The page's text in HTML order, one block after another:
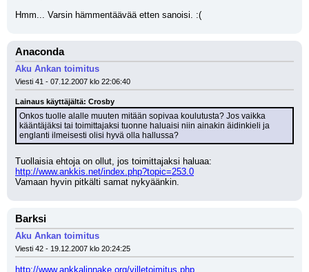
Hmm... Varsin hämmentäävää etten sanoisi. :(
Anaconda
Aku Ankan toimitus
Viesti 41 - 07.12.2007 klo 22:06:40
Lainaus käyttäjältä: Crosby
Onkos tuolle alalle muuten mitään sopivaa koulutusta? Jos vaikka
kääntäjäksi tai toimittajaksi tuonne haluaisi niin ainakin äidinkieli ja
englanti ilmeisesti olisi hyvä olla hallussa?
http://www.ankkis.net/index.php?topic=253.0
Vamaan hyvin pitkälti samat nykyäänkin.
Barksi
Aku Ankan toimitus
Viesti 42 - 19.12.2007 klo 20:24:25
http://www.ankkalinnake.org/villetoimitus.php